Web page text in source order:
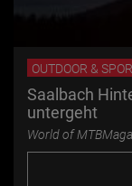
OUTDOOR &
Saalbach
untergeht
World of